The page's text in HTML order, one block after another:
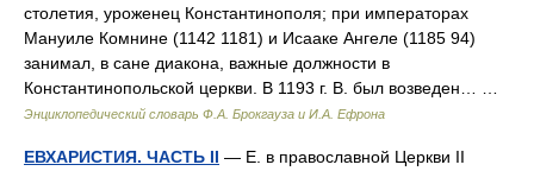
столетия, уроженец Константинополя; при императорах
Мануиле Комнине (1142 1181) и Исааке Ангеле (1185 94)
занимал, в сане диакона, важные должности в
Константинопольской церкви. В 1193 г. В. был возведен… …
Энциклопедический словарь Ф.А. Брокгауза и И.А. Ефрона
ЕВХАРИСТИЯ. ЧАСТЬ II — Е. в православной Церкви II